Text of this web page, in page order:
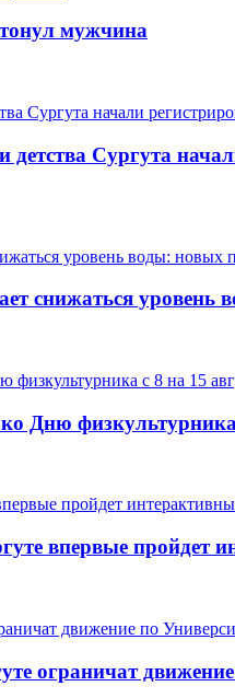
мужчина
Сургута
снижаться уровень
Дню физкультурника
впервые пройдет
ограничат